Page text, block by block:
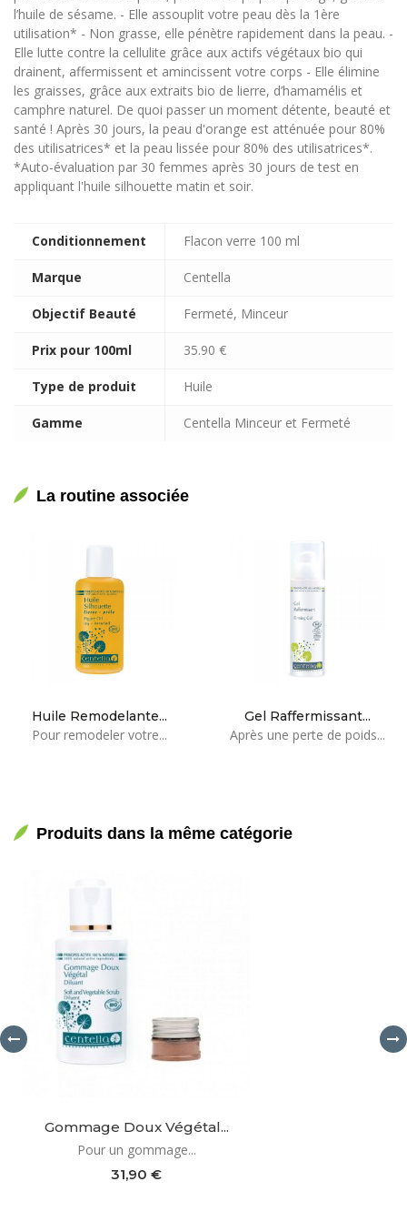
l’huile de sésame. - Elle assouplit votre peau dès la 1ère
utilisation* - Non grasse, elle pénètre rapidement dans la peau. -
Elle lutte contre la cellulite grâce aux actifs végétaux bio qui
drainent, affermissent et amincissent votre corps - Elle élimine
les graisses, grâce aux extraits bio de lierre, d’hamamélis et
camphre naturel. De quoi passer un moment détente, beauté et
santé ! Après 30 jours, la peau d'orange est atténuée pour 80%
des utilisatrices* et la peau lissée pour 80% des utilisatrices*.
*Auto-évaluation par 30 femmes après 30 jours de test en
appliquant l'huile silhouette matin et soir.
Conditionnement Flacon verre 100 ml
Marque Centella
Objectif Beauté Fermeté, Minceur
Prix pour 100ml 35.90 €
Type de produit Huile
Gamme Centella Minceur et Fermeté
La routine associée
Huile Remodelante...
Pour remodeler votre...
Gel Raffermissant...
Après une perte de poids...
Produits dans la même catégorie
Gommage Doux Végétal...
Pour un gommage...
31,90 €